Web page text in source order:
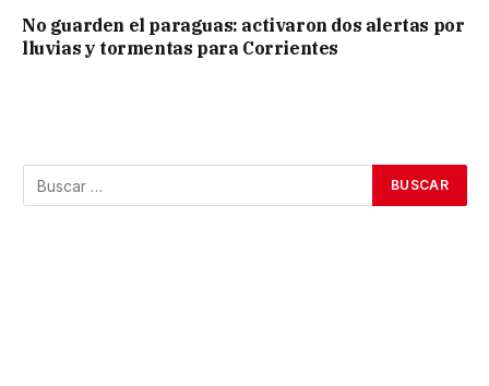
No guarden el paraguas: activaron dos alertas por
lluvias y tormentas para Corrientes